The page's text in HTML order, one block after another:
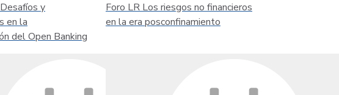
y
en la
del Open Banking
Foro LR Los riesgos no financieros
en la era posconfinamiento